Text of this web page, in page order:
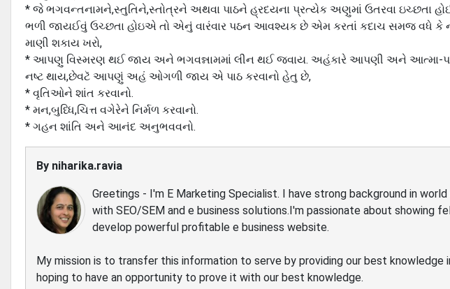
* જે ભગવન્તનામને,સ્તુતિને,સ્તોત્રને અથવા પાઠને હ્રદયના પ્રત્યેક અણુમાં ઉતરવા ઇચ્છતા
ભળી જાયઈવું ઉચ્છતા હોઇએ તો એનું વારંવાર પઠન આવશ્યક છે એમ કરતાં કદાચ સમજ વધે કે
માણી શકાય ખરો,
* આપણુ વિસ્મરણ થઈ જાય અને ભગવન્નામમાં લીન થઈ જવાય. અહંકારે આપણી અને આત્મા-
નષ્ટ થાય,છેવટૅ આપણું અહં ઓગળી જાય એ પાઠ કરવાનો હેતુ છે,
* વૃતિઓને શાંત કરવાનો.
* મન,બુધ્ધિ,ચિત્ત વગેરેને નિર્મળ કરવાનો.
* ગહન શાંતિ અને આનંદ અનુભવવનો.
By niharika.ravia
Greetings - I'm E Marketing Specialist. I have strong background in
with SEO/SEM and e business solutions.I'm passionate about showing
develop powerful profitable e business website.
My mission is to transfer this information to serve by providing our best knowledge
hoping to have an opportunity to prove it with our best knowledge.